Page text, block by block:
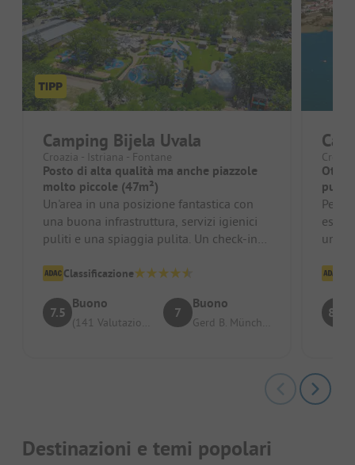
Camping Bijela Uvala
Croazia - Istriana - Fontane
Posto di alta qualità ma anche piazzole
molto piccole (47m²)
Un'area in una posizione fantastica con
una buona infrastruttura, servizi igienici
puliti e una spiaggia pulita. Un check-in
Classificazione
7.5
Buono
(141 Valutazioni)
7
Buono
Gerd B. München
puliti.
una
8.3
Destinazioni e temi popolari